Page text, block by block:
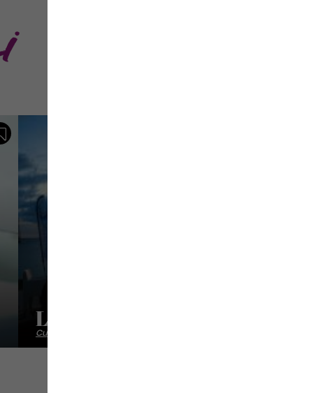
Sauvegarder
Le Kano
Cuisine traditionnelle